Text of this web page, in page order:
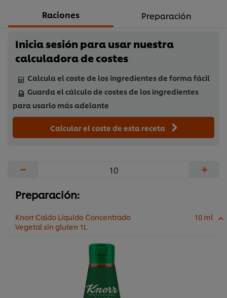
Raciones Preparación
Inicia sesión para usar nuestra
calculadora de costes
Calcula el coste de los ingredientes de forma fácil
Guarda el cálculo de costes de los ingredientes
para usarlo más adelante
Calcular el coste de esta receta
− +
Preparación:
Knorr Caldo Líquido Concentrado
Vegetal sin gluten 1L
10 ml